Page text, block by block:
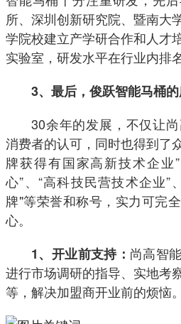
所、深圳创新研究院、暨南大
学院校建立产学研合作和人才
实验室，研发水平在行业内排
3、最后，俊跃智能马桶的
30余年的发展，不仅让
消费者的认可，同时也得到了
牌获得有国家高新技术企业
心”、“高科技民营技术企业”
牌"等荣誉和称号，实力可完
心。
1、开业前支持： 尚高智
进行市场调研的指导、实地考
等，解决加盟商开业前的烦恼。